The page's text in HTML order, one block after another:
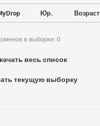
Юр. Возраст
в выборке: 0
весь список
текущую выборку